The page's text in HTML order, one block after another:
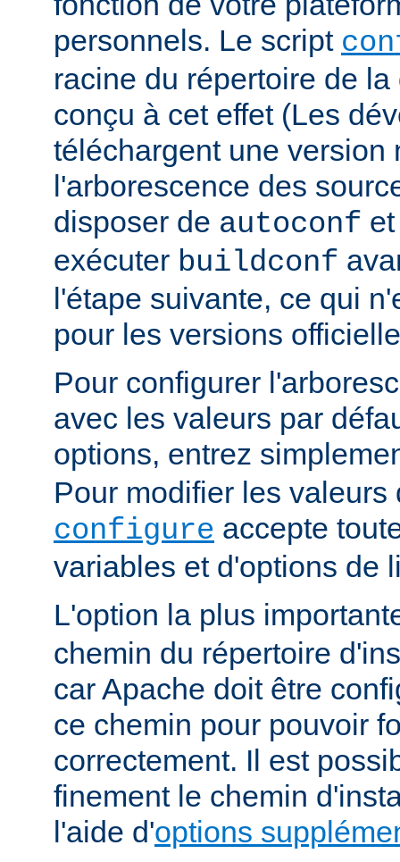
personnels. Le script
racine du répertoire de
conçu à cet effet (Les
téléchargent une version
l'arborescence des
disposer de autoconf
exécuter buildconf
l'étape suivante, ce qui
pour les versions
Pour configurer
avec les valeurs par
options, entrez
Pour modifier les valeurs
configure accepte
variables et d'options de
L'option la plus
chemin du répertoire
car Apache doit être
ce chemin pour pouvoir
correctement. Il est
finement le chemin
l'aide d'options